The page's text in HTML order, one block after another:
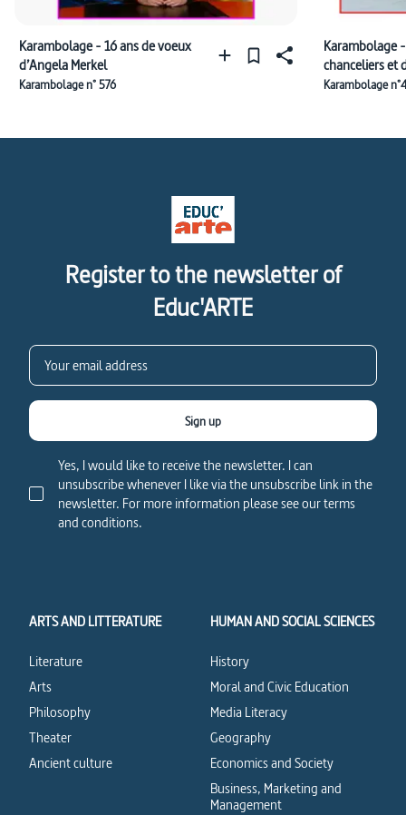
Karambolage - 16 ans de voeux
d’Angela Merkel
Karambolage n° 576
Karambolage
chanceliers et
Karambolage
Register to the newsletter of
Educ'ARTE
Yes, I would like to receive the newsletter. I can
unsubscribe whenever I like via the unsubscribe link in the
newsletter. For more information please see our terms
and conditions.
Sign up
ARTS AND LITTERATURE
Literature
Arts
Philosophy
Theater
Ancient culture
HUMAN AND SOCIAL SCIENCES
History
Moral and Civic Education
Media Literacy
Geography
Economics and Society
Business, Marketing and
Management